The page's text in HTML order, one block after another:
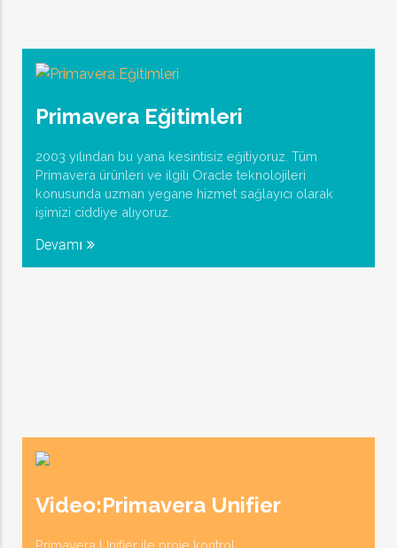
Primavera Eğitimleri
2003 yılından bu yana kesintisiz eğitiyoruz. Tüm
Primavera ürünleri ve ilgili Oracle teknolojileri
konusunda uzman yegane hizmet sağlayıcı olarak
işimizi ciddiye alıyoruz.
Devamı
Video:Primavera Unifier
Primavera Unifier ile proje kontrol